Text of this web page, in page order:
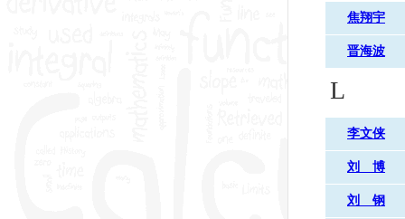
焦翔宇
晋海波
L
李文侠
刘 博
刘 钢